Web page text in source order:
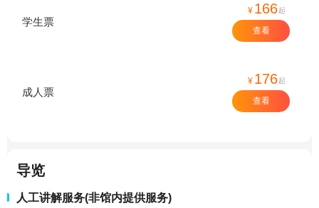
学生票
¥ 166起
查看
成人票
¥ 176起
查看
导览
人工讲解服务(非馆内提供服务)